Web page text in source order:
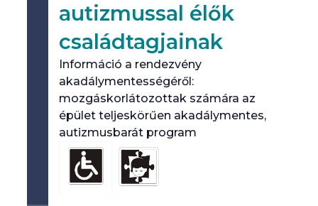
autizmussal élők
családtagjainak
Információ a rendezvény
akadálymentességéről:
mozgáskorlátozottak számára az
épület teljeskörűen akadálymentes,
autizmusbarát program